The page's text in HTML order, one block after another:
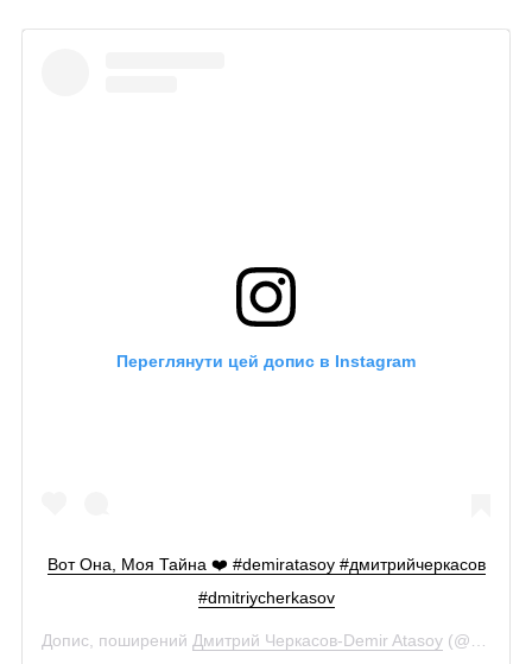
Переглянути цей допис в Instagram
Вот Она, Моя Тайна ❤️ #demiratasoy #дмитрийчеркасов
#dmitriycherkasov
Допис, поширений Дмитрий Черкасов-Demir Atasoy(@dmitriy_cherkasov_)